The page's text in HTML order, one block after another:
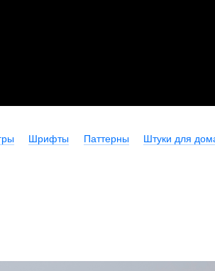
Шрифты Паттерны Штуки для